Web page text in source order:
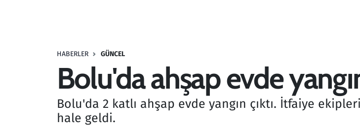
HABERLER GÜNCEL
Bolu'da ahşap evde
Bolu'da 2 katlı ahşap evde yangın çıktı. İtfaiye
hale geldi.
Savunma Sanayi
Seçim 2023